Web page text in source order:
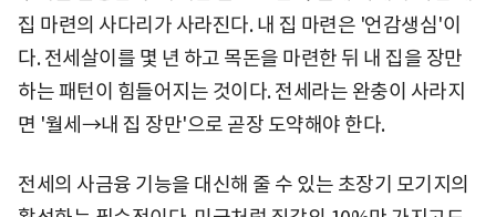
집 마련의 사다리가 사라진다. 내 집 마련은 '언감생심'이
다. 전세살이를 몇 년 하고 목돈을 마련한 뒤 내 집을 장만
하는 패턴이 힘들어지는 것이다. 전세라는 완충이 사라지
면 '월세→내 집 장만'으로 곧장 도약해야 한다.
전세의 사금융 기능을 대신해 줄 수 있는 초장기 모기지의